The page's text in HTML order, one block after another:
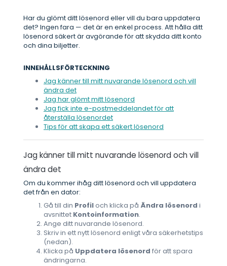
Har du glömt ditt lösenord eller vill du bara uppdatera
det? Ingen fara — det är en enkel process. Att hålla ditt
lösenord säkert är avgörande för att skydda ditt konto
och dina biljetter.
INNEHÅLLSFÖRTECKNING
Jag känner till mitt nuvarande lösenord och vill
ändra det
Jag har glömt mitt lösenord
Jag fick inte e-postmeddelandet för att
återställa lösenordet
Tips för att skapa ett säkert lösenord
Jag känner till mitt nuvarande lösenord och vill
ändra det
Om du kommer ihåg ditt lösenord och vill uppdatera
det från en dator:
Gå till din Profiloch klicka på Ändra lösenord i
avsnittet Kontoinformation.
Ange ditt nuvarande lösenord.
Skriv in ett nytt lösenord enligt våra säkerhetstips
(nedan).
Klicka på Uppdatera lösenord för att spara
ändringarna.